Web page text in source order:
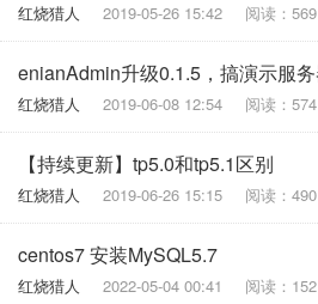
红烧猎人 2019-05-26 15:42 阅读：569
红烧猎人 2019-06-08 12:54 阅读：574
【持续更新】tp5.0和tp5.1区别
红烧猎人 2019-06-26 15:15 阅读：490
centos7 安装MySQL5.7
红烧猎人 2022-05-04 00:41 阅读：152